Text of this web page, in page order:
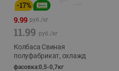
-17%
9.99 руб./кг
11.99 руб./кг
Колбаса Свиная
полуфабрикат, охлажд
фасовка:0,5-0,7кг